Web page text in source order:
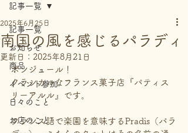
記事一覧
お知らせ
商品
イベント参加
日々のこと
お店のこと
記事一覧
南国の風を感じるパラディ
2025年6月25日
更新日： 2025年8月21日
ボンジュール！
クラシカルなフランス菓子店『パティス
リーアルル』です。
フランス語で楽園を意味するPradis（パラ